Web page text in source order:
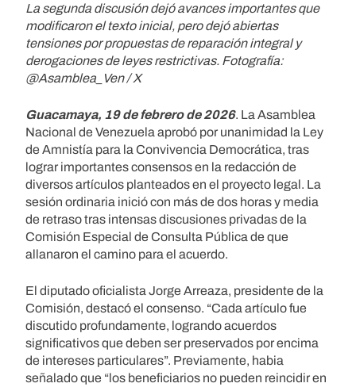
La segunda discusión dejó avances importantes que
modificaron el texto inicial, pero dejó abiertas
tensiones por propuestas de reparación integral y
derogaciones de leyes restrictivas. Fotografía:
@Asamblea_Ven / X
Guacamaya, 19 de febrero de 2026. La Asamblea
Nacional de Venezuela aprobó por unanimidad la Ley
de Amnistía para la Convivencia Democrática, tras
lograr importantes consensos en la redacción de
diversos artículos planteados en el proyecto legal. La
sesión ordinaria inició con más de dos horas y media
de retraso tras intensas discusiones privadas de la
Comisión Especial de Consulta Pública de que
allanaron el camino para el acuerdo.
El diputado oficialista Jorge Arreaza, presidente de la
Comisión, destacó el consenso. “Cada artículo fue
discutido profundamente, logrando acuerdos
significativos que deben ser preservados por encima
de intereses particulares”. Previamente, habia
señalado que “los beneficiarios no pueden reincidir en